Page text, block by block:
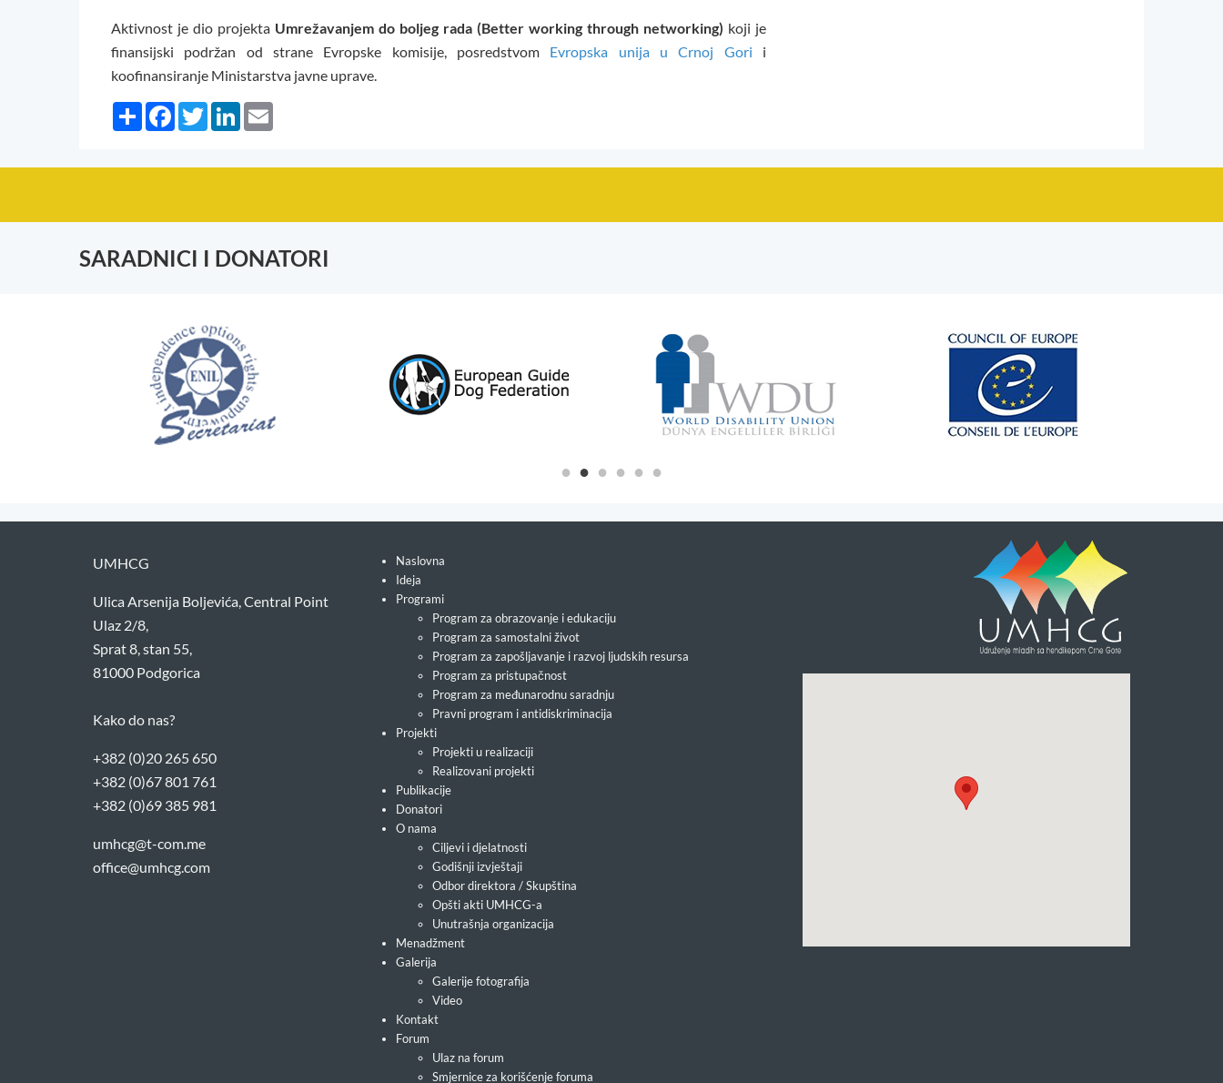
Aktivnost je dio projekta Umrežavanjem do boljeg rada (Better working through networking) koji je
finansijski podržan od strane Evropske komisije, posredstvom Evropska unija u Crnoj Gori i
koofinansiranje Ministarstva javne uprave.
Share FacebookTwitterLinkedIn
SARADNICI I DONATORI
UMHCG
Ulica Arsenija Boljevića, Central Point
Ulaz 2/8,
Sprat 8, stan 55,
81000 Podgorica
Kako do nas?
+382 (0)20 265 650
+382 (0)67 801 761
+382 (0)69 385 981
umhcg@t-com.me
office@umhcg.com
Naslovna
Ideja
Programi
Program za obrazovanje i edukaciju
Program za samostalni život
Program za zapošljavanje i razvoj ljudskih resursa
Program za pristupačnost
Program za međunarodnu saradnju
Pravni program i antidiskriminacija
Projekti
Projekti u realizaciji
Realizovani projekti
Publikacije
Donatori
O nama
Ciljevi i djelatnosti
Godišnji izvještaji
Odbor direktora / Skupština
Opšti akti UMHCG-a
Unutrašnja organizacija
Menadžment
Galerija
Galerije fotografija
Video
Kontakt
Forum
Ulaz na forum
Smjernice za korišćenje foruma